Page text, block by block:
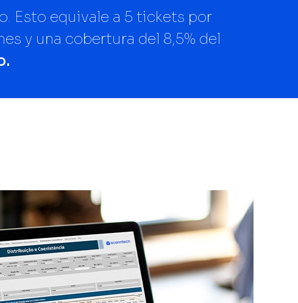
Esto equivale a 5 tickets por
y una cobertura del 8,5% del